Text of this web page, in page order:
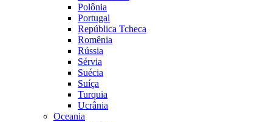
Polônia
Portugal
República Tcheca
Romênia
Rússia
Sérvia
Suécia
Suíça
Turquia
Ucrânia
Oceania